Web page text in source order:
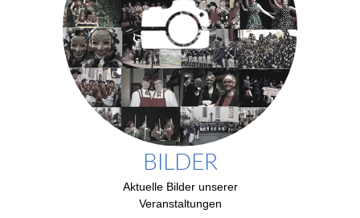
BILDER
Aktuelle Bilder unserer
Veranstaltungen